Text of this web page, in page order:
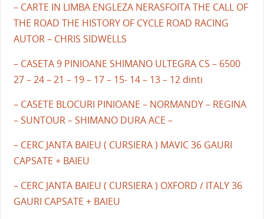
– CARTE IN LIMBA ENGLEZA NERASFOITA THE CALL OF
THE ROAD THE HISTORY OF CYCLE ROAD RACING
AUTOR – CHRIS SIDWELLS
– CASETA 9 PINIOANE SHIMANO ULTEGRA CS – 6500
27 – 24 – 21 – 19 – 17 – 15- 14 – 13 – 12 dinti
– CASETE BLOCURI PINIOANE – NORMANDY – REGINA
– SUNTOUR – SHIMANO DURA ACE –
– CERC JANTA BAIEU ( CURSIERA ) MAVIC 36 GAURI
CAPSATE + BAIEU
– CERC JANTA BAIEU ( CURSIERA ) OXFORD / ITALY 36
GAURI CAPSATE + BAIEU